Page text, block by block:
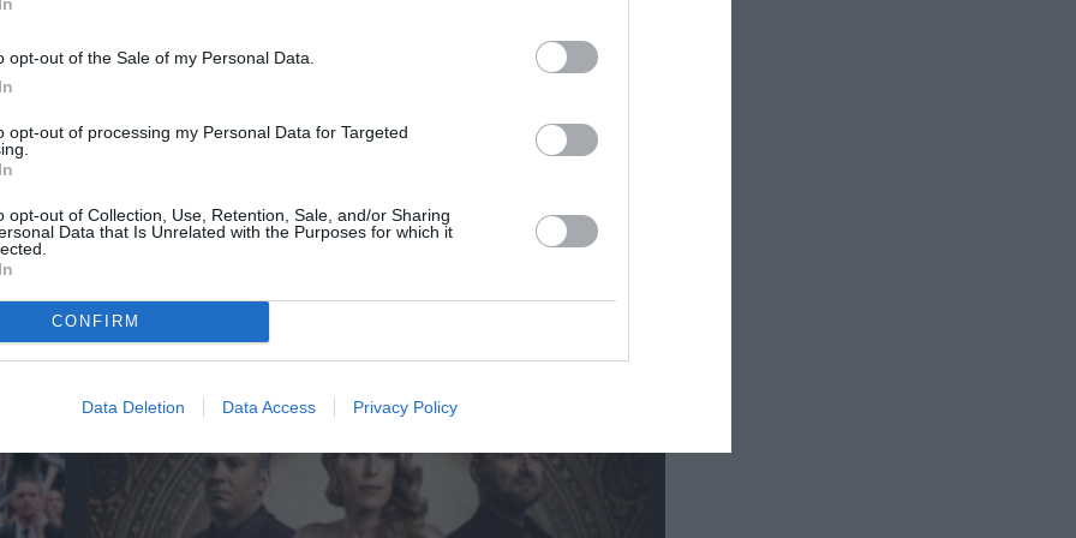
opt-out of the Sale of my Personal Data.
opt-out of processing my Personal Data for Targeted
opt-out of Collection, Use, Retention, Sale, and/or Sharing
Data that Is Unrelated with the Purposes for which it
CONFIRM
Data Deletion Data Access Privacy Policy
Άρθρα